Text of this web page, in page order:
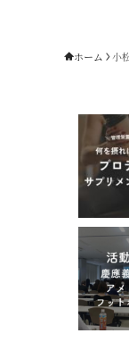
ホーム 小